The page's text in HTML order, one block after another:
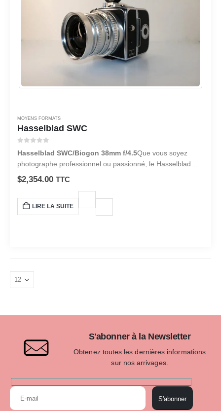
MOYENS FORMATS
Hasselblad SWC
Hasselblad SWC/Biogon 38mm f/4.5Que vous soyez
photographe professionnel ou passionné, le Hasselblad
SWC/Biogon 38 mm f/4.5 est un appareil incontournable
pour capturer des clichés grand angle avec une qualité
d'image sans compromis. Ses performances
exceptionnelles, sa taille compacte et sa construction
robuste en font le compagnon idéal pour toute aventure
$2,354.00 TTC
LIRE LA SUITE
S'abonner à la Newsletter
Obtenez toutes les dernières informations
sur nos arrivages.
S'abonner